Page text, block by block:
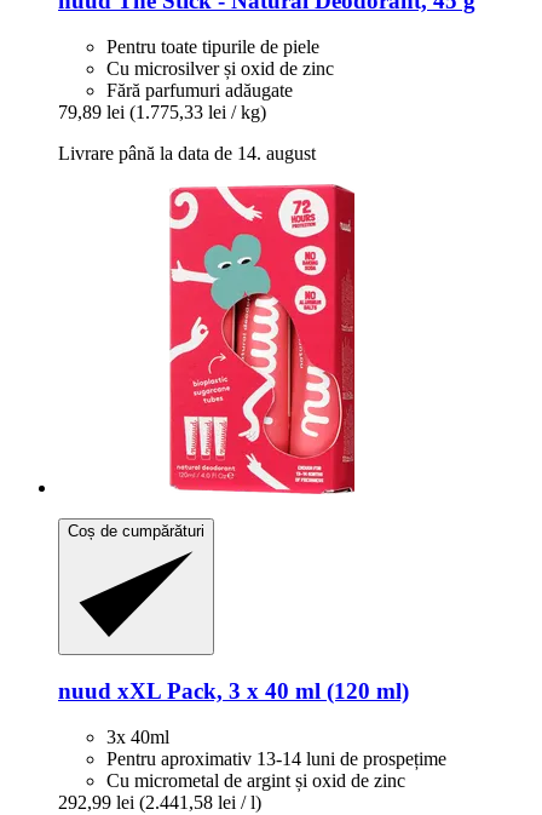
Pentru toate tipurile de piele
Cu microsilver și oxid de zinc
Fără parfumuri adăugate
79,89 lei (1.775,33 lei / kg)
Livrare până la data de 14. august
Coș de cumpărături
nuud xXL Pack, 3 x 40 ml (120 ml)
3x 40ml
Pentru aproximativ 13-14 luni de prospețime
Cu micrometal de argint și oxid de zinc
292,99 lei (2.441,58 lei / l)